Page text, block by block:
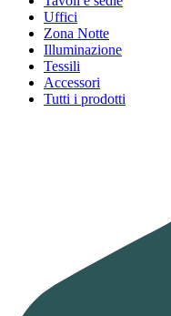
Uffici
Zona Notte
Illuminazione
Tessili
Accessori
Tutti i prodotti